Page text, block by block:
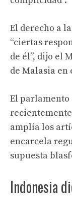
El derecho a
“ciertas
de él”, dijo el
de Malasia en
El parlamento
amplía los
encarcela
supuesta
Indonesia